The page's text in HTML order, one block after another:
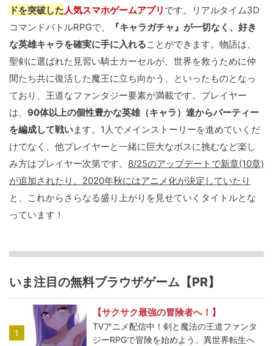
ドを突破した人気スマホゲームアプリ です。リアルタイム3D
コマンドバトルRPGで、
『キャラガチャ』が一切なく、好き
な英雄キャラを確実に手に入れることができます。物語は、
聖剣に選ばれた見習い騎士カーセルが、世界を救うために仲
間たち共に復活した魔王に立ち向かう、といったものとなっ
ており、王道なファンタジー要素が満載です。プレイヤー
は、 90体以上の個性豊かな英雄（キャラ）達からパーティー
を編成して戦います。1人でメインストーリーを進めていくだ
けでなく、他プレイヤーと一緒に巨大なボスに挑むなど楽し
み方はプレイヤー次第です。 8/25のアップデートで新章(10章)
が追加されたり、2020年秋にはアニメ化が決定していたり
と、これからさらなる盛り上がりを見せていくタイトルとな
っています！
いま注目の無料ブラウザゲーム【PR】
1
【サクサク最強の冒険者へ！】
TVアニメ配信中！剣と魔法の王道ファンタ
ジーRPGで冒険を始めよう。異世界転生へ